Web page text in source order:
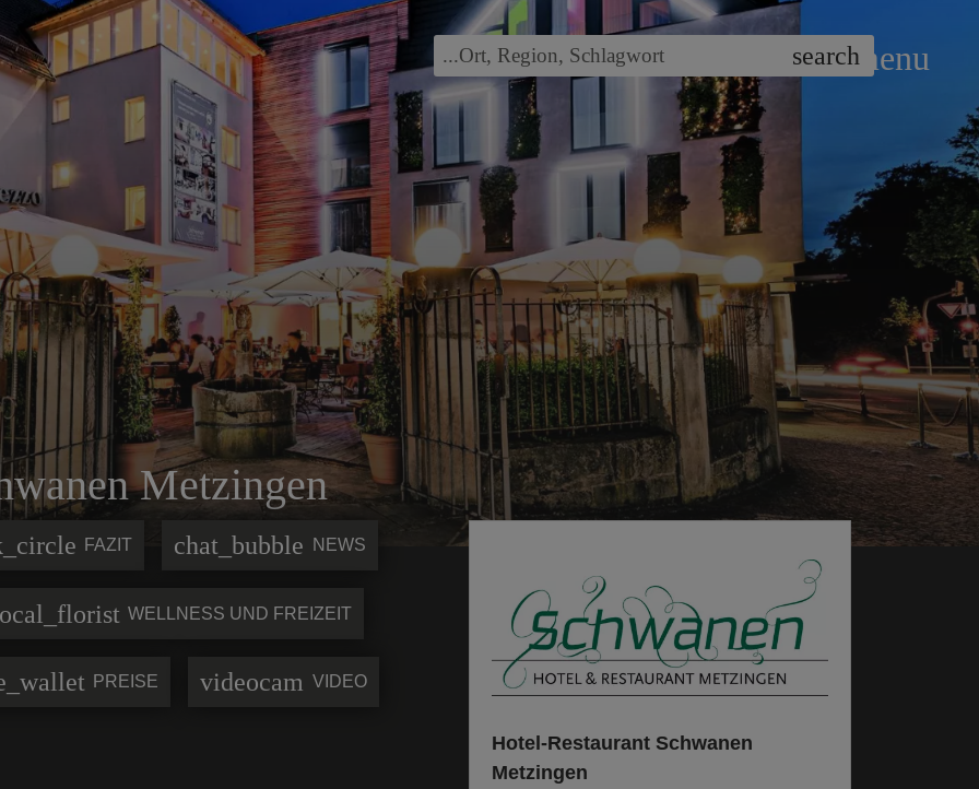
...Ort, Region, Schlagwort searchmenu
Metzingen
FAZIT chat_bubble NEWS
WELLNESS UND FREIZEIT
PREISE videocam VIDEO
Hotel-Restaurant Schwanen
Metzingen